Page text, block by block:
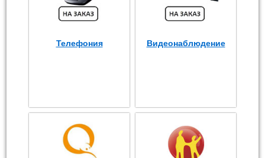
Телефония Видеонаблюдение